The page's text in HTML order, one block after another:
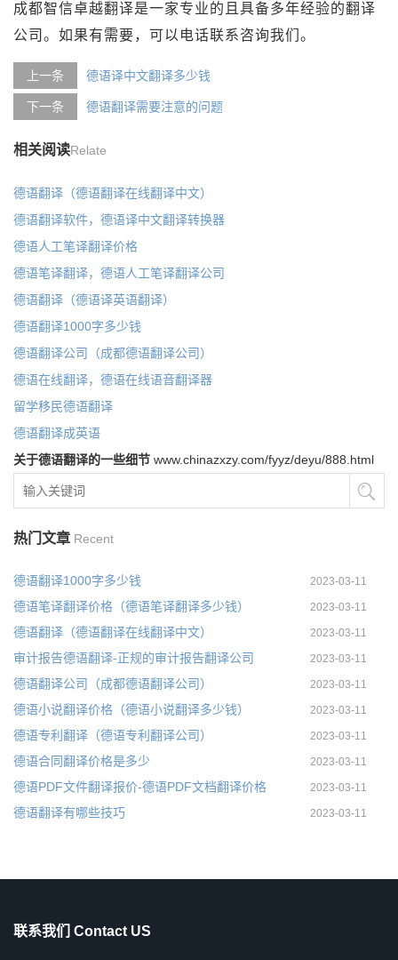
成都智信卓越翻译是一家专业的且具备多年经验的翻译
公司。如果有需要，可以电话联系咨询我们。
上一条 德语译中文翻译多少钱
下一条 德语翻译需要注意的问题
相关阅读Relate
德语翻译（德语翻译在线翻译中文）
德语翻译软件，德语译中文翻译转换器
德语人工笔译翻译价格
德语笔译翻译，德语人工笔译翻译公司
德语翻译（德语译英语翻译）
德语翻译1000字多少钱
德语翻译公司（成都德语翻译公司）
德语在线翻译，德语在线语音翻译器
留学移民德语翻译
德语翻译成英语
关于德语翻译的一些细节 www.chinazxzy.com/fyyz/deyu/888.html
热门文章 Recent
德语翻译1000字多少钱 2023-03-11
德语笔译翻译价格（德语笔译翻译多少钱） 2023-03-11
德语翻译（德语翻译在线翻译中文） 2023-03-11
审计报告德语翻译-正规的审计报告翻译公司 2023-03-11
德语翻译公司（成都德语翻译公司） 2023-03-11
德语小说翻译价格（德语小说翻译多少钱） 2023-03-11
德语专利翻译（德语专利翻译公司） 2023-03-11
德语合同翻译价格是多少 2023-03-11
德语PDF文件翻译报价-德语PDF文档翻译价格 2023-03-11
德语翻译有哪些技巧 2023-03-11
联系我们 Contact US